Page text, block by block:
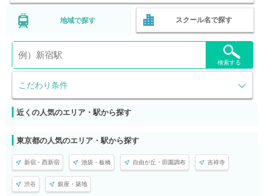
地域で探す スクール名で探す
こだわり条件
検索する
近くの人気のエリア・駅から探す
東京都の人気のエリア・駅から探す
新宿・西新宿 池袋・板橋 自由が丘・田園調布 吉祥寺
渋谷 銀座・築地